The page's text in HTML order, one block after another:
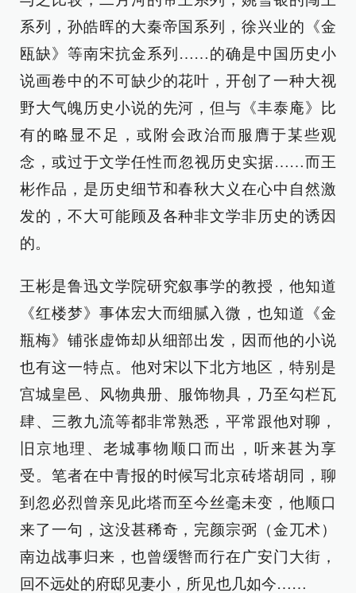
系列，孙皓晖的大秦帝国系列，徐兴业的《金
瓯缺》等南宋抗金系列……的确是中国历史小
说画卷中的不可缺少的花叶，开创了一种大视
野大气魄历史小说的先河，但与《丰泰庵》比
有的略显不足，或附会政治而服膺于某些观
念，或过于文学任性而忽视历史实据……而王
彬作品，是历史细节和春秋大义在心中自然激
发的，不大可能顾及各种非文学非历史的诱因
的。
王彬是鲁迅文学院研究叙事学的教授，他知道
《红楼梦》事体宏大而细腻入微，也知道《金
瓶梅》铺张虚饰却从细部出发，因而他的小说
也有这一特点。他对宋以下北方地区，特别是
宫城皇邑、风物典册、服饰物具，乃至勾栏瓦
肆、三教九流等都非常熟悉，平常跟他对聊，
旧京地理、老城事物顺口而出，听来甚为享
受。笔者在中青报的时候写北京砖塔胡同，聊
到忽必烈曾亲见此塔而至今丝毫未变，他顺口
来了一句，这没甚稀奇，完颜宗弼（金兀术）
南边战事归来，也曾缓辔而行在广安门大街，
回不远处的府邸见妻小，所见也几如今……